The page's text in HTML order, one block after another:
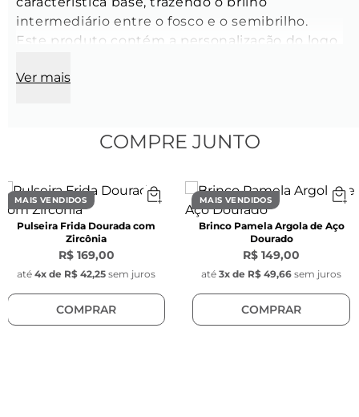
intermediário entre o fosco e o semibrilho.
Este produto contém a personalização do logo
- Peso aproximado: 11 gramas
- Processo: Galvânico
Características dos Brincos:
- Comprimento: 18 mm
- Largura: 10 mm
- Espessura: 5 mm
- Cor: Dourado
- Modelo: Ondas petit
- Tarraxas arredondadas na cor dourado
banhadas a ouro, com 7mm de espessura.
Ver mais
COMPRE JUNTO
MAIS VENDIDOS
Pulseira Frida Dourada com
Zircônia
R$ 169,00
até 4x de R$ 42,25 sem juros
COMPRAR
MAIS VENDIDOS
Brinco Pamela Argola de Aço
Dourado
R$ 149,00
até 3x de R$ 49,66 sem juros
COMPRAR